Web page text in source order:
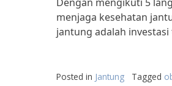
menjaga kesehatan
jantung adalah
Posted in Jantung Tagged